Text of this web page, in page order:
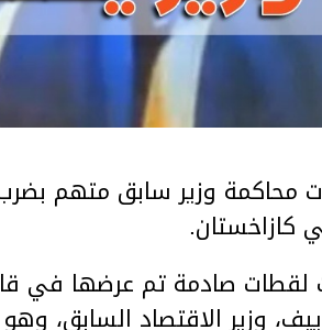
محاكمة وزير سابق متهم
كازاخستان.
صادمة تم عرضها في
وزير الاقتصاد السابق،